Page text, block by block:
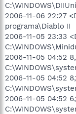
2006-11-06 22:27
programa\Diablo II
2006-11-05 23:33
2006-11-05 04:52
2006-11-05 04:52
2006-11-05 04:52